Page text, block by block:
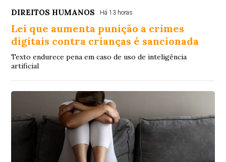
DIREITOS HUMANOS Há 13 horas
Lei que aumenta punição a crimes
digitais contra crianças é sancionada
Texto endurece pena em caso de uso de inteligência
artificial